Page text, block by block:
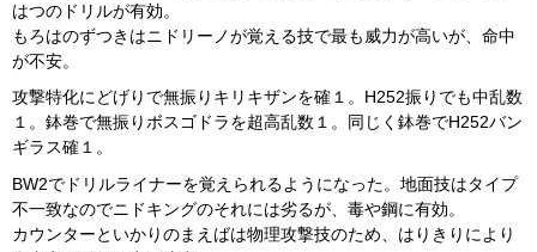
はつのドリルが有効。
もろはのずつきはニドリーノが覚える技で最も威力が高いが、命中
が不安。
攻撃特化にどげりで無振りキリキザンを確１。H252振りでも中乱数
１。鉢巻で無振りボスゴドラを超高乱数１。同じく鉢巻でH252バン
ギラス確１。
BW2でドリルライナーを覚えられるようになった。地面技はタイプ
不一致なのでニドキングのそれには劣るが、毒や鋼に有効。
カウンターといかりのまえばは物理攻撃技のため、はりきりにより